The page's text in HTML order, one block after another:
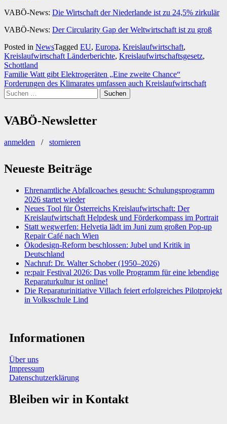
VABÖ-News: Die Wirtschaft der Niederlande ist zu 24,5% zirkulär
VABÖ-News: Der Circularity Gap der Weltwirtschaft ist zu groß
Posted in NewsTagged EU, Europa, Kreislaufwirtschaft,
Kreislaufwirtschaft Länderberichte, Kreislaufwirtschaftsgesetz,
Schottland
Beitragsnavigation
Familie Watt gibt Elektrogeräten „Eine zweite Chance“
Forderungen des Klimarates umfassen auch Kreislaufwirtschaft
Suchen
nach:
VABÖ-Newsletter
anmelden / stornieren
Neueste Beiträge
Ehrenamtliche Abfallcoaches gesucht: Schulungsprogramm
2026 startet wieder
Neues Tool für Österreichs Kreislaufwirtschaft: Der
Kreislaufwirtschaft Helpdesk und Förderkompass im Portrait
Statt wegwerfen: Helvetia lädt im Juni zum großen Pop-up
Repair Café nach Wien
Ökodesign-Reform beschlossen: Jubel und Kritik in
Deutschland
Nachruf: Dr. Walter Schober (1950–2026)
re:pair Festival 2026: Das volle Programm für eine lebendige
Reparaturkultur ist online!
Die Reparaturinitiative Villach feiert erfolgreiches Pilotprojekt
in Volksschule Lind
Informationen
Über uns
Impressum
Datenschutzerklärung
Bleiben wir in Kontakt